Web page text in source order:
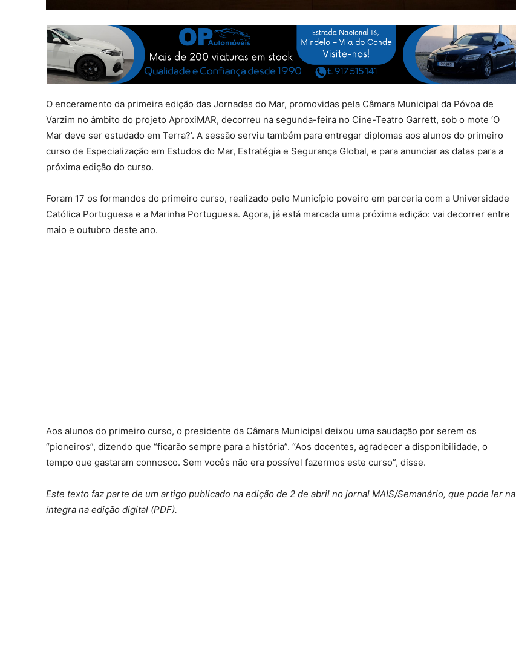
O enceramento da primeira edição das Jornadas do Mar, promovidas pela Câmara Municipal da Póvoa de
Varzim no âmbito do projeto AproxiMAR, decorreu na segunda-feira no Cine-Teatro Garrett, sob o mote ‘O
Mar deve ser estudado em Terra?’. A sessão serviu também para entregar diplomas aos alunos do primeiro
curso de Especialização em Estudos do Mar, Estratégia e Segurança Global, e para anunciar as datas para a
próxima edição do curso.
Foram 17 os formandos do primeiro curso, realizado pelo Município poveiro em parceria com a Universidade
Católica Portuguesa e a Marinha Portuguesa. Agora, já está marcada uma próxima edição: vai decorrer entre
maio e outubro deste ano.
Aos alunos do primeiro curso, o presidente da Câmara Municipal deixou uma saudação por serem os
“pioneiros”, dizendo que “ficarão sempre para a história”. “Aos docentes, agradecer a disponibilidade, o
tempo que gastaram connosco. Sem vocês não era possível fazermos este curso”, disse.
Este texto faz parte de um artigo publicado na edição de 2 de abril no jornal MAIS/Semanário, que pode ler na
íntegra na edição digital (PDF).